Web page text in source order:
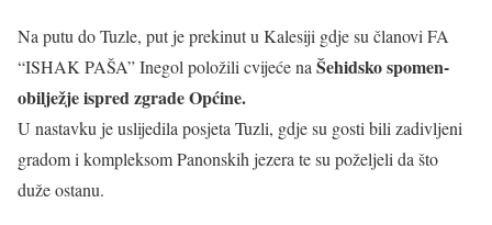
Na putu do Tuzle, put je prekinut u Kalesiji gdje su članovi FA
“ISHAK PAŠA” Inegol položili cvijeće na Šehidsko spomen-
obilježje ispred zgrade Općine.
U nastavku je uslijedila posjeta Tuzli, gdje su gosti bili zadivljeni
gradom i kompleksom Panonskih jezera te su poželjeli da što
duže ostanu.